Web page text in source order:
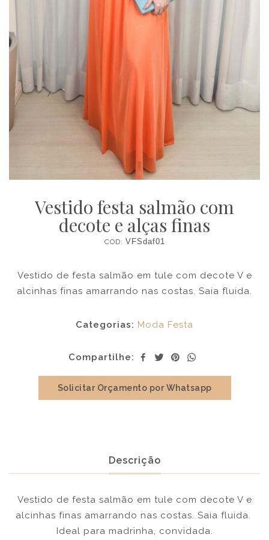
Vestido festa salmão com
decote e alças finas
COD: VFSdaf01
Vestido de festa salmão em tule com decote V e
alcinhas finas amarrando nas costas. Saia fluida.
Categorias: Moda Festa
Compartilhe:
Solicitar Orçamento por Whatsapp
Descrição
Vestido de festa salmão em tule com decote V e
alcinhas finas amarrando nas costas. Saia fluida.
Ideal para madrinha, convidada.